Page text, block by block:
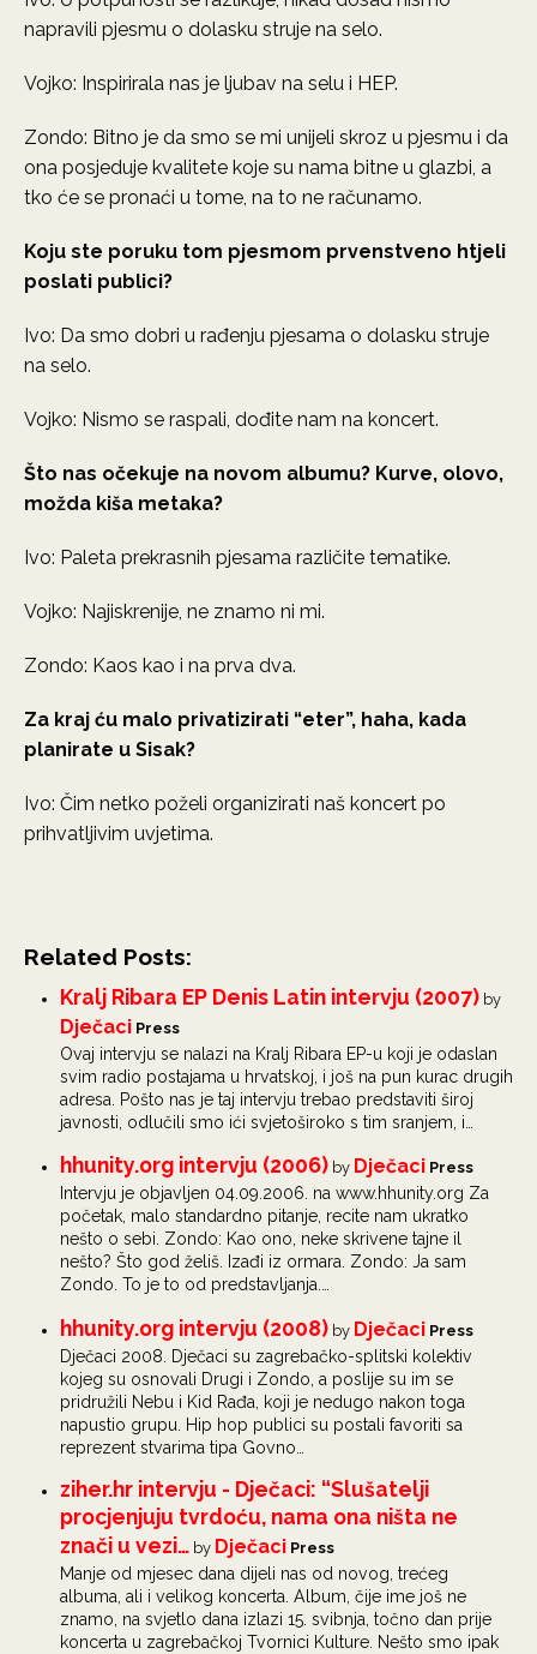
napravili pjesmu o dolasku struje na selo.
Vojko: Inspirirala nas je ljubav na selu i HEP.
Zondo: Bitno je da smo se mi unijeli skroz u pjesmu i da
ona posjeduje kvalitete koje su nama bitne u glazbi, a
tko će se pronaći u tome, na to ne računamo.
Koju ste poruku tom pjesmom prvenstveno htjeli
poslati publici?
Ivo: Da smo dobri u rađenju pjesama o dolasku struje
na selo.
Vojko: Nismo se raspali, dođite nam na koncert.
Što nas očekuje na novom albumu? Kurve, olovo,
možda kiša metaka?
Ivo: Paleta prekrasnih pjesama različite tematike.
Vojko: Najiskrenije, ne znamo ni mi.
Zondo: Kaos kao i na prva dva.
Za kraj ću malo privatizirati “eter”, haha, kada
planirate u Sisak?
Ivo: Čim netko poželi organizirati naš koncert po
prihvatljivim uvjetima.
Related Posts:
Kralj Ribara EP Denis Latin intervju (2007) by
Dječaci Press
Ovaj intervju se nalazi na Kralj Ribara EP-u koji je odaslan
svim radio postajama u hrvatskoj, i još na pun kurac drugih
adresa. Pošto nas je taj intervju trebao predstaviti široj
javnosti, odlučili smo ići svjetoširoko s tim sranjem, i…
hhunity.org intervju (2006) by Dječaci Press
Intervju je objavljen 04.09.2006. na www.hhunity.org Za
početak, malo standardno pitanje, recite nam ukratko
nešto o sebi. Zondo: Kao ono, neke skrivene tajne il
nešto? Što god želiš. Izađi iz ormara. Zondo: Ja sam
Zondo. To je to od predstavljanja.…
hhunity.org intervju (2008) by Dječaci Press
Dječaci 2008. Dječaci su zagrebačko-splitski kolektiv
kojeg su osnovali Drugi i Zondo, a poslije su im se
pridružili Nebu i Kid Rađa, koji je nedugo nakon toga
napustio grupu. Hip hop publici su postali favoriti sa
reprezent stvarima tipa Govno…
ziher.hr intervju - Dječaci: “Slušatelji
procjenjuju tvrdoću, nama ona ništa ne
znači u vezi… by Dječaci Press
Manje od mjesec dana dijeli nas od novog, trećeg
albuma, ali i velikog koncerta. Album, čije ime još ne
znamo, na svjetlo dana izlazi 15. svibnja, točno dan prije
koncerta u zagrebačkoj Tvornici Kulture. Nešto smo ipak